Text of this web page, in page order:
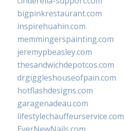
bigpinkrestaurant.com
inspirehuahin.com
memmingerspainting.com
jeremypbeasley.com
thesandwichdepotcos.com
drgiggleshouseofpain.com
hotflashdesigns.com
garagenadeau.com
lifestylechauffeurservice.com